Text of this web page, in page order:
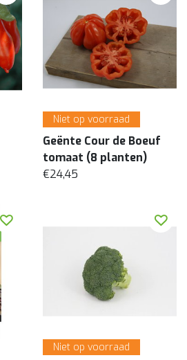
Niet op voorraad
Geënte Cour de Boeuf
tomaat (8 planten)
€24,45
Niet op voorraad